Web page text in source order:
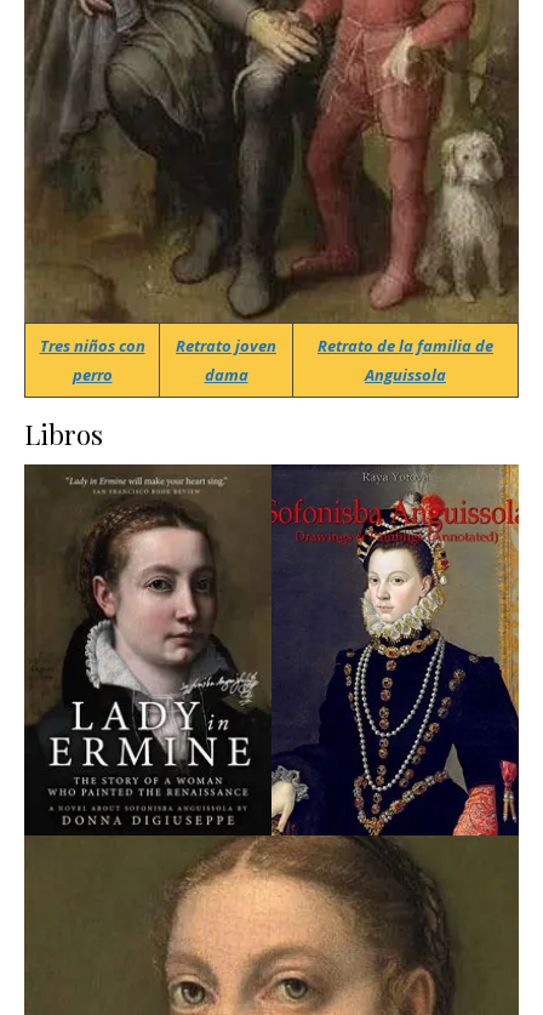
Tres niños con
perro
Retrato joven
dama
Retrato de la familia de
Anguissola
Libros